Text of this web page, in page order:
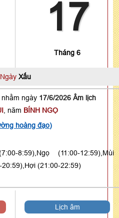
17
Tháng 6
Ngày Xấu
nhằm ngày 17/6/2026 Âm lịch
, năm BÍNH NGỌ
hoàng đạo)
8:59),Ngọ (11:00-12:59),Mùi
(21:00-22:59)
Lịch âm